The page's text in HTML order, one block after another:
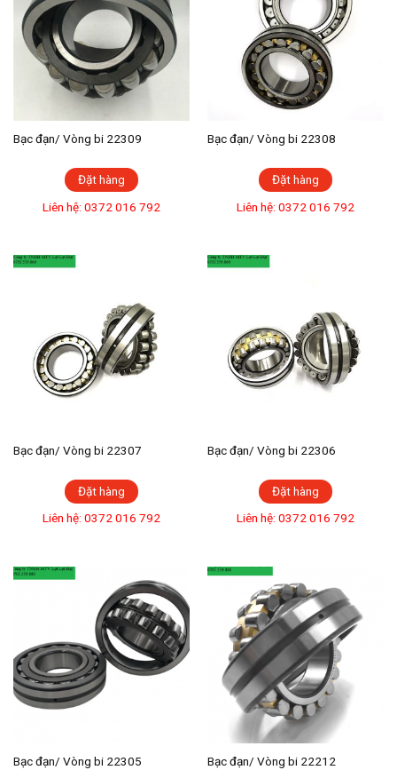
Bạc đạn/ Vòng bi 22309
Đặt hàng
Liên hệ: 0372 016 792
Bạc đạn/ Vòng bi 22308
Đặt hàng
Liên hệ: 0372 016 792
Bạc đạn/ Vòng bi 22307
Đặt hàng
Liên hệ: 0372 016 792
Bạc đạn/ Vòng bi 22306
Đặt hàng
Liên hệ: 0372 016 792
Bạc đạn/ Vòng bi 22305 Bạc đạn/ Vòng bi 22212